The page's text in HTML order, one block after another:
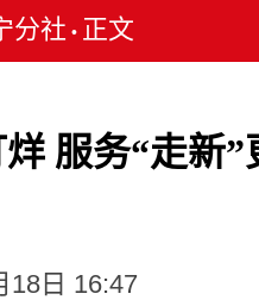
分社 • 正文
服务“走新”
18日 16:47